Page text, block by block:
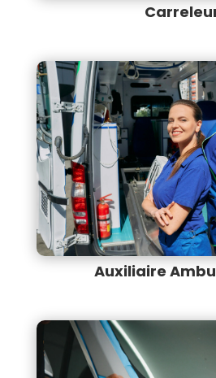
Auxiliaire